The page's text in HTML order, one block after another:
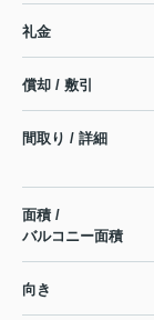
礼金
償却 / 敷引
間取り / 詳細
面積 /
バルコニー面積
向き